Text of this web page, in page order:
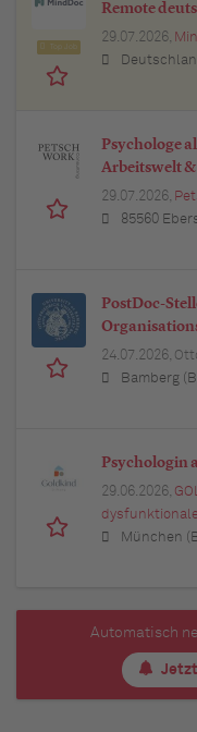
Remote
29.07.2026,
Deutschland, Leipzig (Sachsen), Frankfurt am Main (Hessen), Stuttgart (Baden-Württemberg), München (Bayern), Berlin, Hamburg, Nürnberg (Bayern),
Psychologe
Arbeitswelt
29.07.2026,
85560
PostDoc-
24.07.2026,
Bamberg
Psychologin
29.06.2026,
München
Automatisch